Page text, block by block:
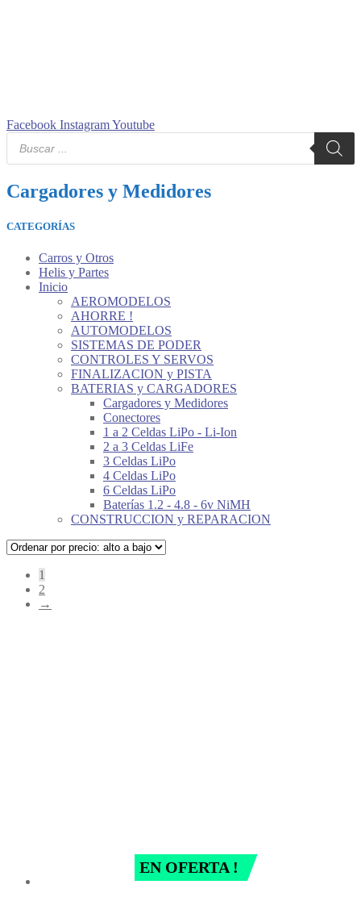
Facebook InstagramYoutube
Búsqueda
productos
Cargadores y Medidores
CATEGORÍAS
Carros y Otros
Helis y Partes
Inicio
AEROMODELOS
AHORRE !
AUTOMODELOS
SISTEMAS DE PODER
CONTROLES Y SERVOS
FINALIZACION y PISTA
BATERIAS y CARGADORES
Cargadores y Medidores
Conectores
1 a 2 Celdas LiPo - Li-Ion
2 a 3 Celdas LiFe
3 Celdas LiPo
4 Celdas LiPo
6 Celdas LiPo
Baterías 1.2 - 4.8 - 6v NiMH
CONSTRUCCION y REPARACION
1
2
→
EN OFERTA !